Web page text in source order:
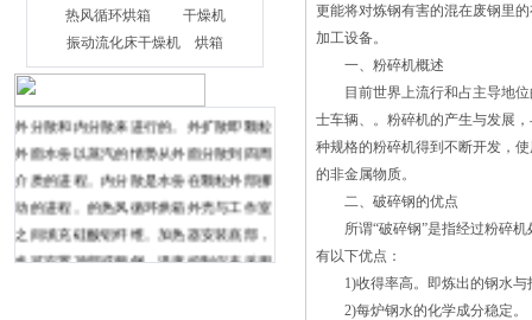
热风循环烘箱
干燥机
振动流化床干燥机
烘箱
闪蒸干燥机对物料是如何进行闪蒸干燥的
闪蒸干燥机设备中的热交换，主要以气流
和颗粒，筒壁与颗粒的两种热交换为主。
枯燥进程的本质是水份的分散进程。是靠
外分散和内分散来进行的。外扩散即颗粒
外面水份以蒸汽的情势从外面分散到四周
介质的进程。内分散是水份在颗粒外部挪
动的进程。的热风循环烘箱外壳与工作室
之间填充硅酸铝纤维。加热器安装底部，
也可安置顶部或两侧。温度控制仪表采用
更能将对炼钢有害的混在废钢里
加工设备。
一、粉碎机概述
目前世界上流行和占主导地位
士车辆、。粉碎机的产生与发展
种规格的粉碎机得到不断开发，
的非金属物质。
二、破碎钢的优点
所谓“破碎钢”是指经过粉碎机
有以下优点：
1)收得率高。即炼出的钢水与
2)每炉钢水的化学成分稳定。